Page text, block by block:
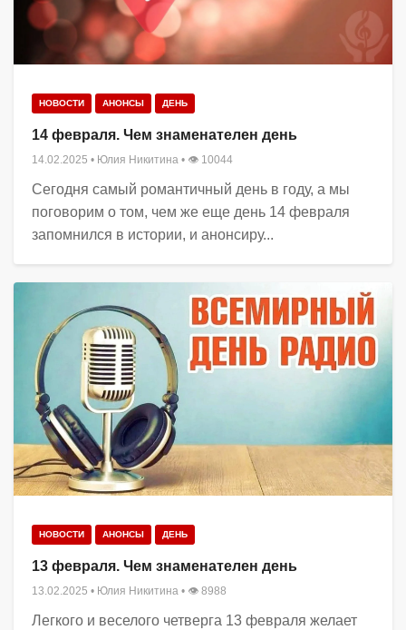
НОВОСТИ АНОНСЫ ДЕНЬ
14 февраля. Чем знаменателен день
14.02.2025 • Юлия Никитина • 👁 10044
Сегодня самый романтичный день в году, а мы
поговорим о том, чем же еще день 14 февраля
запомнился в истории, и анонсиру...
НОВОСТИ АНОНСЫ ДЕНЬ
13 февраля. Чем знаменателен день
13.02.2025 • Юлия Никитина • 👁 8988
Легкого и веселого четверга 13 февраля желает